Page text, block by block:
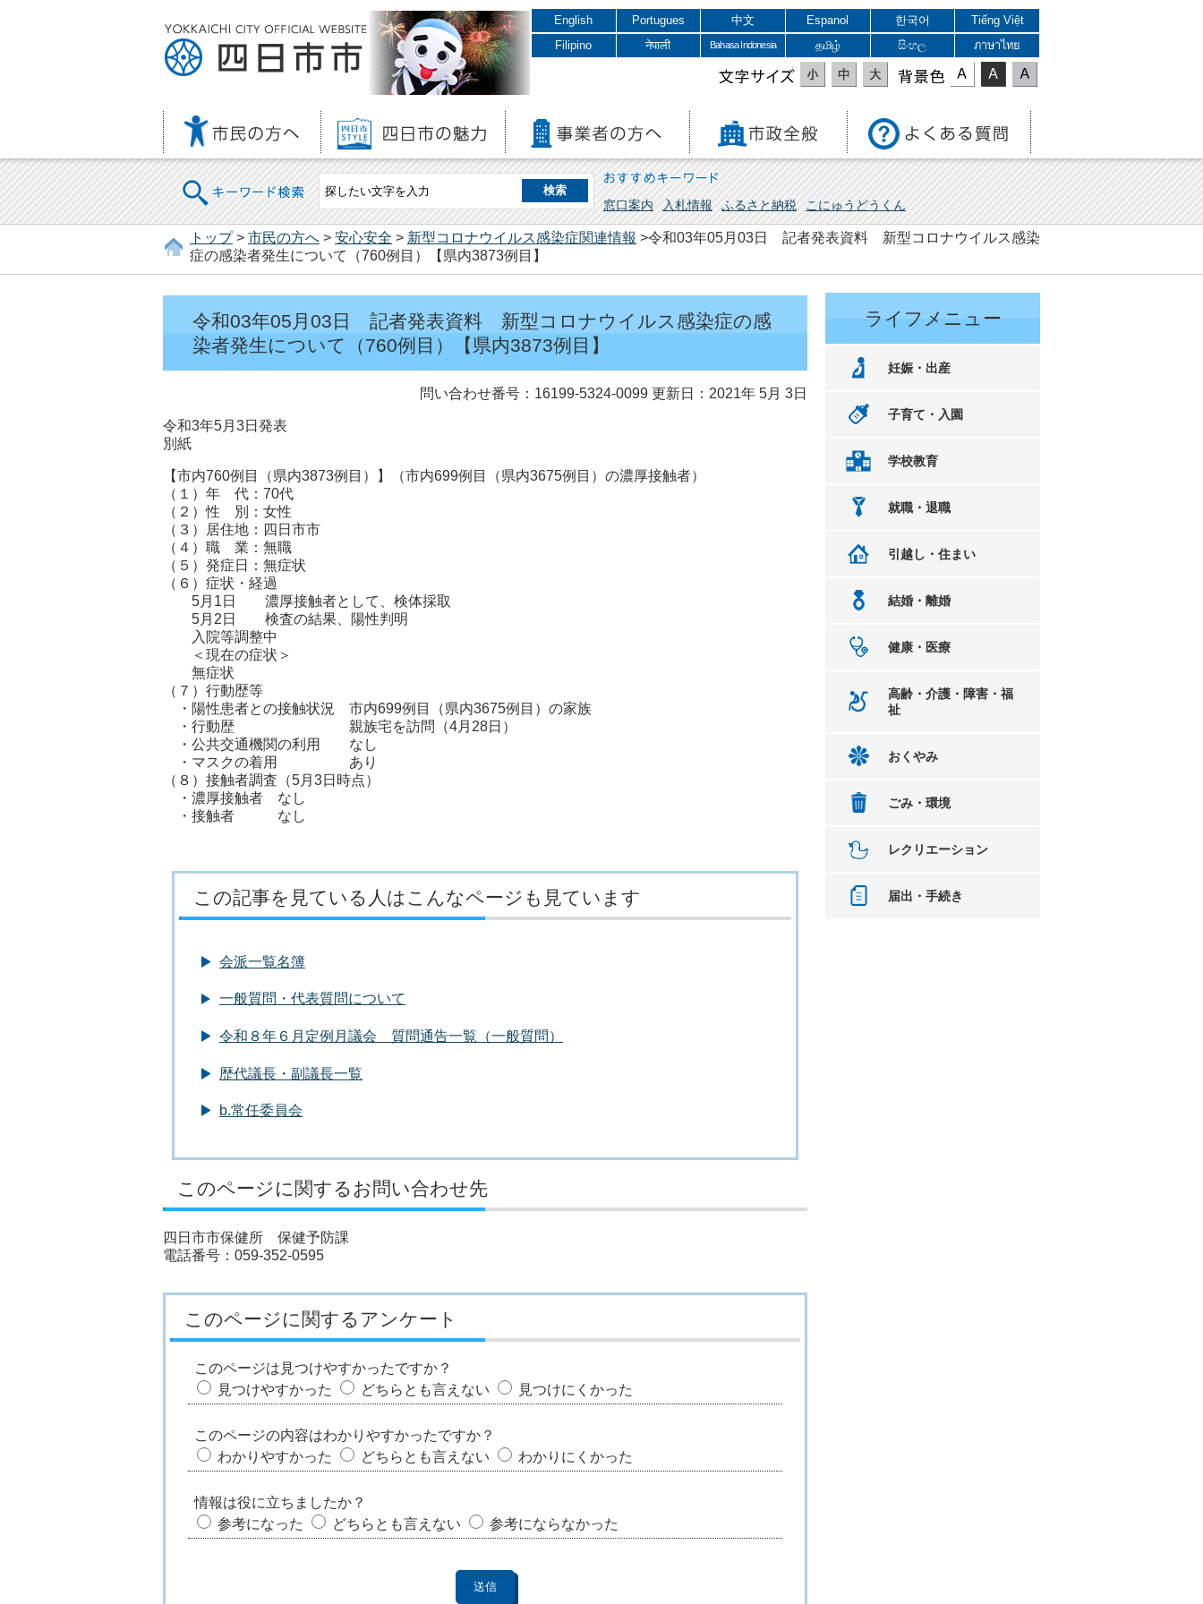
English Portugues 中文 Espanol 한국어
Tiếng Việt
Filipino
नेपाली Bahasa Indonesia தமிழ் සිංහල ภาษาไทย
文字サイズ 表示色
キーワード検索 おすすめキーワード
窓口案内 入札情報 ふるさと納税 こにゅうどうくん
トップ> 市民の方へ > 安心安全 > 新型コロナウイルス感染症関連情報 >令和03年05月03日 記者発表資料 新型コロナウイルス感染
症の感染者発生について（760例目）【県内3873例目】
令和03年05月03日 記者発表資料 新型コロナウイルス感染症の感
染者発生について（760例目）【県内3873例目】
問い合わせ番号：16199-5324-0099 更新日：2021年 5月 3日
令和3年5月3日発表
別紙
【市内760例目（県内3873例目）】（市内699例目（県内3675例目）の濃厚接触者）
（１）年 代：70代
（２）性 別：女性
（３）居住地：四日市市
（４）職 業：無職
（５）発症日：無症状
（６）症状・経過
5月1日 濃厚接触者として、検体採取
5月2日 検査の結果、陽性判明
入院等調整中
＜現在の症状＞
無症状
（７）行動歴等
・陽性患者との接触状況 市内699例目（県内3675例目）の家族
・行動歴 親族宅を訪問（4月28日）
・公共交通機関の利用 なし
・マスクの着用 あり
（８）接触者調査（5月3日時点）
・濃厚接触者 なし
・接触者 なし
この記事を見ている人はこんなページも見ています
会派一覧名簿
一般質問・代表質問について
令和８年６月定例月議会 質問通告一覧（一般質問）
歴代議長・副議長一覧
b.常任委員会
このページに関するお問い合わせ先
四日市市保健所 保健予防課
電話番号：059-352-0595
このページに関するアンケート
このページは見つけやすかったですか？
見つけやすかった
どちらとも言えない 見つけにくかった
このページの内容はわかりやすかったですか？
わかりやすかった
どちらとも言えない わかりにくかった
情報は役に立ちましたか？
参考になった
どちらとも言えない 参考にならなかった
ライフメニュー
妊娠・出産
子育て・入園
学校教育
就職・退職
引越し・住まい
結婚・離婚
健康・医療
高齢・介護・障害・福
祉
おくやみ
ごみ・環境
レクリエーション
届出・手続き